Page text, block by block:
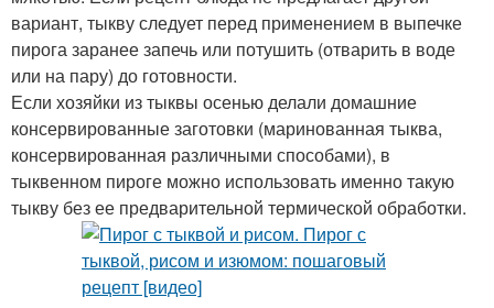
вариант, тыкву следует перед применением в выпечке
пирога заранее запечь или потушить (отварить в воде
или на пару) до готовности.
Если хозяйки из тыквы осенью делали домашние
консервированные заготовки (маринованная тыква,
консервированная различными способами), в
тыквенном пироге можно использовать именно такую
тыкву без ее предварительной термической обработки.